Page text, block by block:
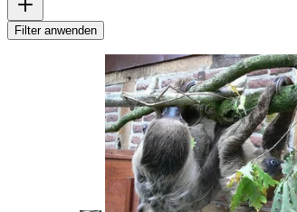
Filter anwenden